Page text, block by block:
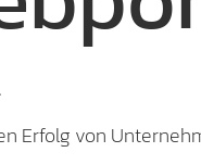
Erfolg von